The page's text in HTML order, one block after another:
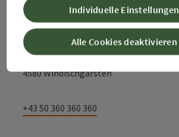
Alpenland Tourismus GmbH
4580 Windischgarsten
+43 50 360 360 360
Alle Cookies deaktivieren
Individuelle Einstellungen